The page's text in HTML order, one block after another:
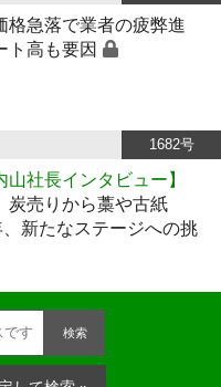
急落で業者の疲弊進
高も要因
1682号
山社長インタビュー】
炭売りから藁や古紙
新たなステージへの挑
検索